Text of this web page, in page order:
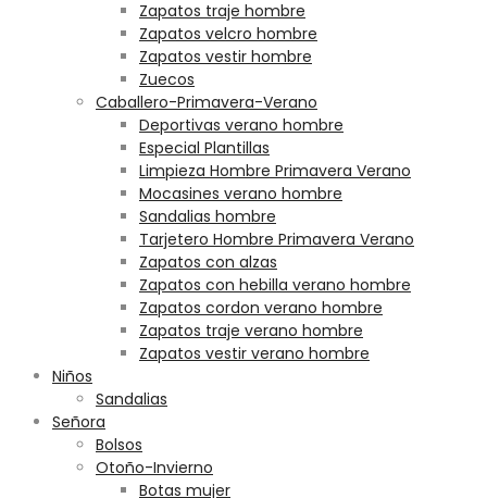
Zapatos traje hombre
Zapatos velcro hombre
Zapatos vestir hombre
Zuecos
Caballero-Primavera-Verano
Deportivas verano hombre
Especial Plantillas
Limpieza Hombre Primavera Verano
Mocasines verano hombre
Sandalias hombre
Tarjetero Hombre Primavera Verano
Zapatos con alzas
Zapatos con hebilla verano hombre
Zapatos cordon verano hombre
Zapatos traje verano hombre
Zapatos vestir verano hombre
Niños
Sandalias
Señora
Bolsos
Otoño-Invierno
Botas mujer